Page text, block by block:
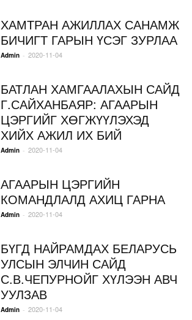
ХАМТРАН АЖИЛЛАХ САНАМЖ
БИЧИГТ ГАРЫН ҮСЭГ ЗУРЛАА
Admin - 2020-11-04
БАТЛАН ХАМГААЛАХЫН САЙД
Г.САЙХАНБАЯР: АГААРЫН
ЦЭРГИЙГ ХӨГЖҮҮЛЭХЭД
ХИЙХ АЖИЛ ИХ БИЙ
Admin - 2020-11-04
АГААРЫН ЦЭРГИЙН
КОМАНДЛАЛД АХИЦ ГАРНА
Admin - 2020-11-04
БҮГД НАЙРАМДАХ БЕЛАРУСЬ
УЛСЫН ЭЛЧИН САЙД
С.В.ЧЕПУРНОЙГ ХҮЛЭЭН АВЧ
УУЛЗАВ
Admin - 2020-11-04